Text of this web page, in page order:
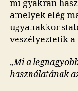
mi gyakran
amelyek elég
ugyanakkor
veszélyeztetik a
„Mi a
használatának